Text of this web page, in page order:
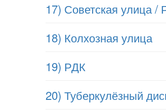
17) Советская улица /
18) Колхозная улица
19) РДК
20) Туберкулёзный